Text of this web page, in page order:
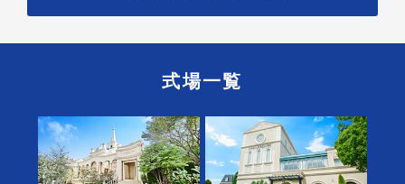
式場一覧